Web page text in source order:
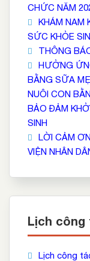
CHỨC NĂM
KHÁM NAM
SỨC KHỎE
THÔNG
HƯỞNG
BẰNG SỮA
NUÔI CON
BẢO ĐẢM
SINH
LỜI CẢM
VIỆN NHÂN
Lịch
Lịch công